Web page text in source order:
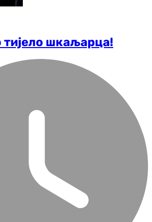
шкаљарца!